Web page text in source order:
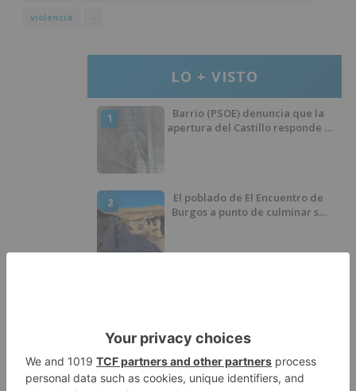
violencia
-
LO + VISTO
1
Barrio (PSOE) denuncia que la
apertura del Castillo responde a
2
El poblado de El Encuentro de
Burgos a punto de culminar su
4
CCOO Burgos tramita más de 200
expedientes de regularización